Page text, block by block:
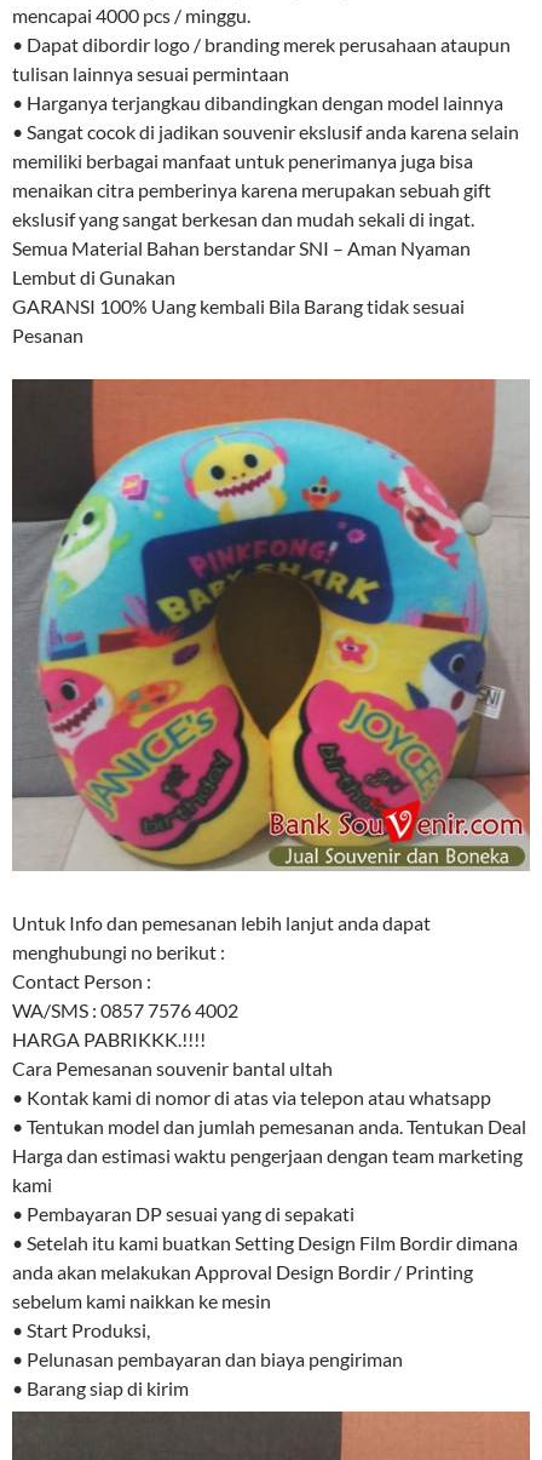
mencapai 4000 pcs / minggu.
• Dapat dibordir logo / branding merek perusahaan ataupun
tulisan lainnya sesuai permintaan
• Harganya terjangkau dibandingkan dengan model lainnya
• Sangat cocok di jadikan souvenir ekslusif anda karena selain
memiliki berbagai manfaat untuk penerimanya juga bisa
menaikan citra pemberinya karena merupakan sebuah gift
ekslusif yang sangat berkesan dan mudah sekali di ingat.
Semua Material Bahan berstandar SNI – Aman Nyaman
Lembut di Gunakan
GARANSI 100% Uang kembali Bila Barang tidak sesuai
Pesanan
Untuk Info dan pemesanan lebih lanjut anda dapat
menghubungi no berikut :
Contact Person :
WA/SMS : 0857 7576 4002
HARGA PABRIKKK.!!!!
Cara Pemesanan souvenir bantal ultah
• Kontak kami di nomor di atas via telepon atau whatsapp
• Tentukan model dan jumlah pemesanan anda. Tentukan Deal
Harga dan estimasi waktu pengerjaan dengan team marketing
kami
• Pembayaran DP sesuai yang di sepakati
• Setelah itu kami buatkan Setting Design Film Bordir dimana
anda akan melakukan Approval Design Bordir / Printing
sebelum kami naikkan ke mesin
• Start Produksi,
• Pelunasan pembayaran dan biaya pengiriman
• Barang siap di kirim